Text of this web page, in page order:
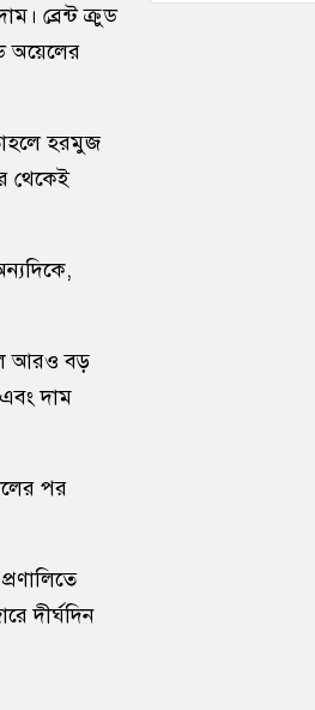
ব্রেন্ট ক্রুড
অয়েলের
তাহলে হরমুজ
থেকেই
আরও বড়
দাম
পর
দীর্ঘদিন